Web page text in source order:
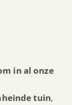
in al onze
tuin,